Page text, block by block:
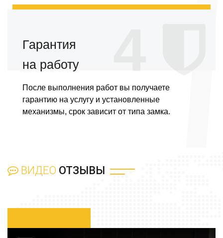
Гарантия
на работу
После выполнения работ вы получаете
гарантию на услугу и установленные
механизмы, срок зависит от типа замка.
ВИДЕО ОТЗЫВЫ